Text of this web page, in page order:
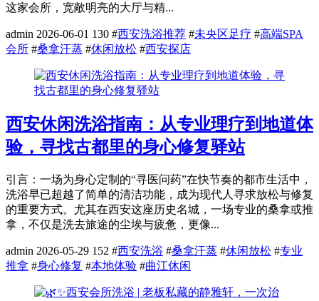
这家会所，宽敞明亮的大厅与精...
admin 2026-06-01 130 #西安洗浴推荐 #未央区足疗 #高端SPA
会所 #桑拿汗蒸 #休闲放松 #西安探店
西安休闲洗浴指南：从专业理疗到地道体
验，寻找古都里的身心修复驿站
引言：一场为身心定制的“寻医问药”在快节奏的都市生活中，
洗浴早已超越了简单的清洁功能，成为现代人寻求放松与修复
的重要方式。尤其在西安这座历史名城，一场专业的桑拿或推
拿，不仅是洗去旅途的尘埃与疲惫，更像...
admin 2026-05-29 152 #西安洗浴 #桑拿汗蒸 #休闲放松 #专业
推拿 #身心修复 #本地体验 #曲江休闲